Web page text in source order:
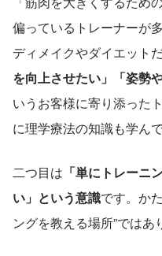
偏っているトレーナーが
ディメイクやダイエット
を向上させたい」「姿勢
いうお客様に寄り添った
に理学療法の知識も学ん
二つ目は 「単にトレーニ
い」という意識です。か
ングを教える場所”ではあ